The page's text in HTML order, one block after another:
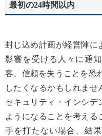
最初の24時間以内
封じ込め計画が経営陣に
影響を受ける人々に通
客、信頼を失うことを恐
したくなるかもしれま
セキュリティ・インシデ
ようになることを考え
手を打たない場合、結